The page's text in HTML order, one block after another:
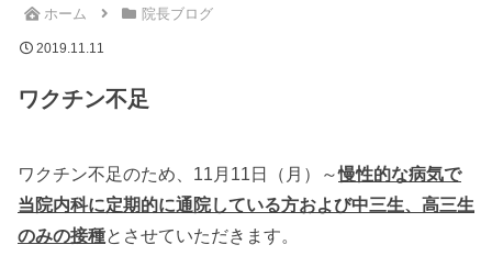
ホーム 院長ブログ
2019.11.11
ワクチン不足
ワクチン不足のため、11月11日（月）～慢性的な病気で
当院内科に定期的に通院している方および中三生、高三生
のみの接種とさせていただきます。